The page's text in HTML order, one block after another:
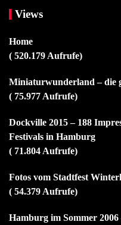
Views
Home
( 520.179 Aufrufe)
Miniaturwunderland – die
( 75.977 Aufrufe)
Dockville 2015 – 188
Festivals in Hamburg
( 71.804 Aufrufe)
Fotos vom Stadtfest
( 54.379 Aufrufe)
Hamburg im Sommer 2006